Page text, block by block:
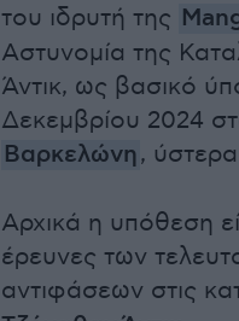
του ιδρυτή της
Αστυνομία της
Άντικ, ως βασικό
Δεκεμβρίου 2024
Βαρκελώνη,
Αρχικά η υπόθεση
έρευνες των
αντιφάσεων στις